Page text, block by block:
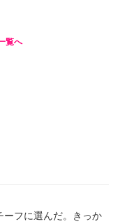
覧へ
ーフに選んだ。きっか